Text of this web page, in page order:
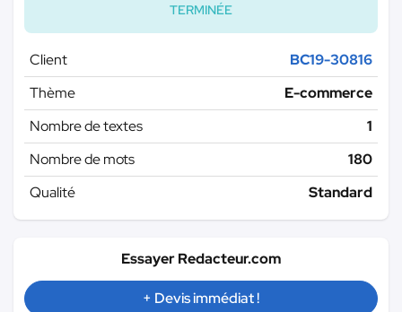
TERMINÉE
Client
BC19-30816
Thème
E-commerce
Nombre de textes
1
Nombre de mots
180
Qualité
Standard
Essayer Redacteur.com
+ Devis immédiat !